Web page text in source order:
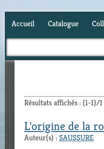
Accueil Catalogue
Résultats affichés : (1-1)/1
L'origine de la
Auteur(s) :SAUSSURE